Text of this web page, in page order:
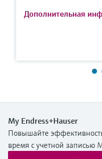
Дополнительная
My Endress+Hauser
Повышайте
время с учетной записью